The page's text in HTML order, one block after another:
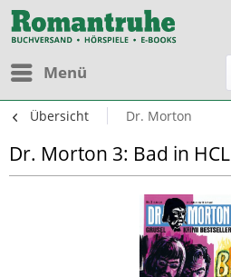
Menü
Übersicht Dr. Morton
Dr. Morton 3: Bad in HCL